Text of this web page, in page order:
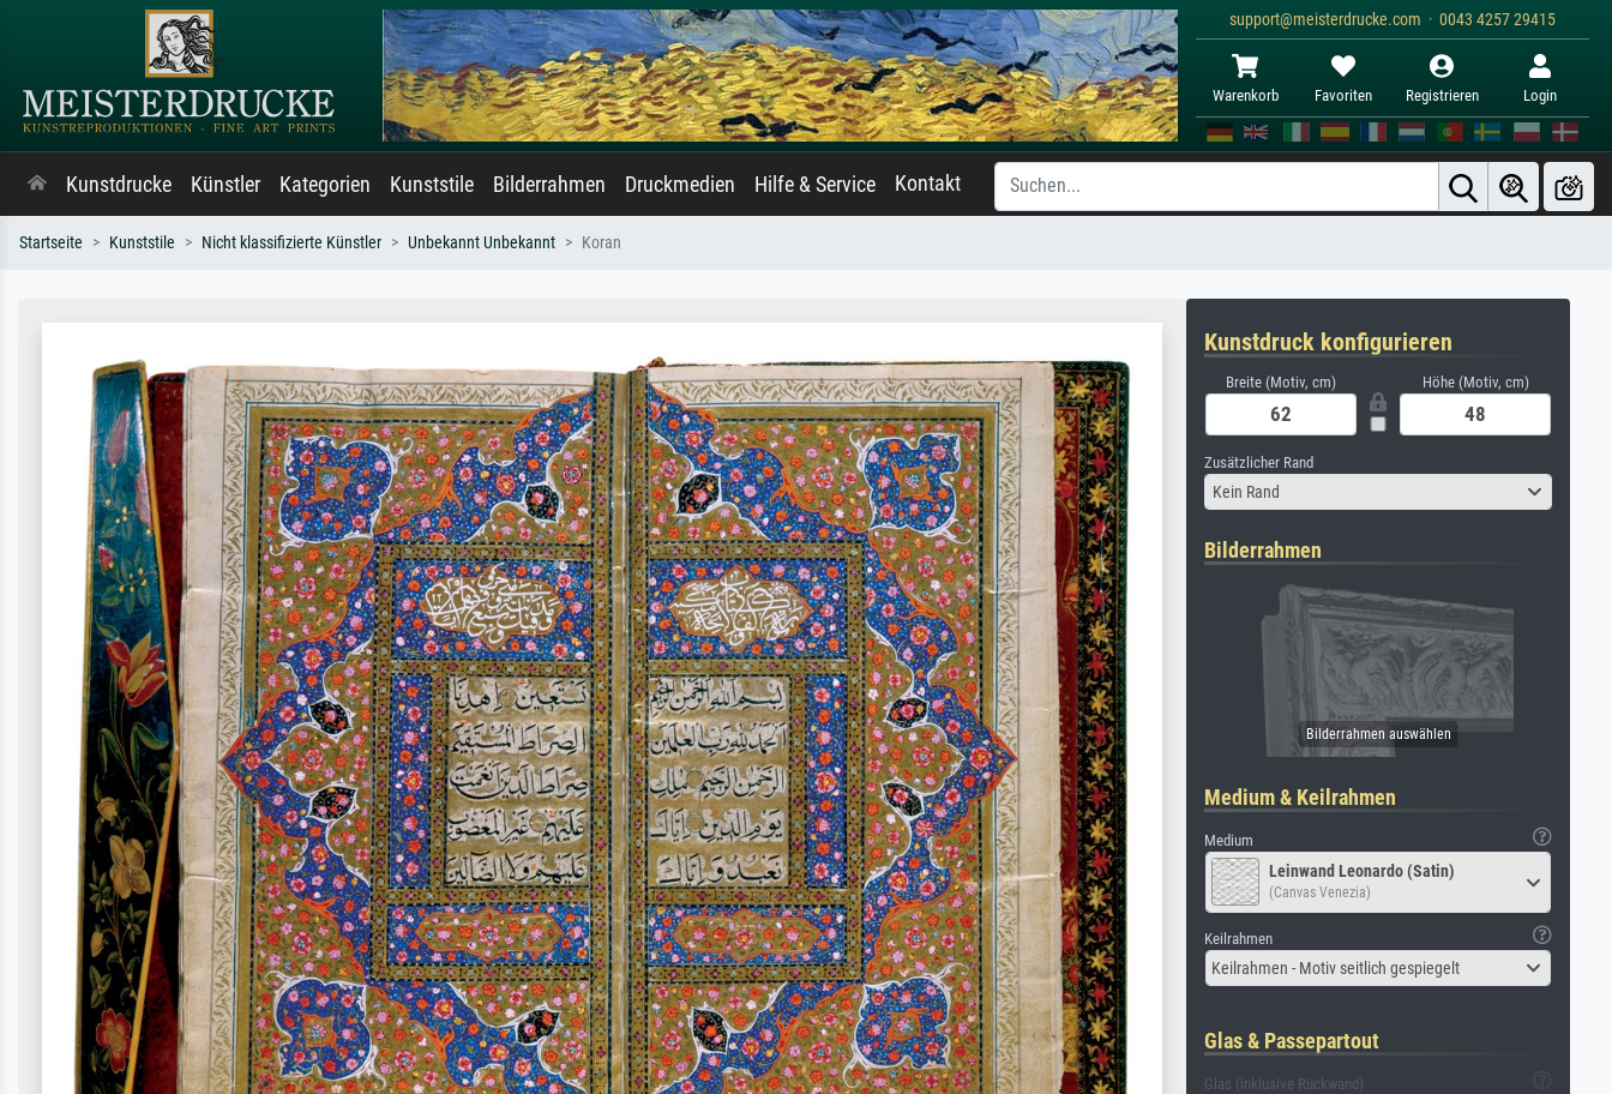
support@meisterdrucke.com · 0043 4257 29415
Warenkorb Favoriten Registrieren Login
Kunstdrucke Künstler Kategorien Kunststile Bilderrahmen Druckmedien Hilfe & Service Kontakt
Startseite Kunststile Nicht klassifizierte Künstler Unbekannt Unbekannt Koran
Kunstdruck konfigurieren
Breite (Motiv, cm) Höhe (Motiv, cm)
Zusätzlicher Rand
Kein Rand
Bilderrahmen
Medium & Keilrahmen
Medium
Leinwand Leonardo (Satin)
(Canvas Venezia)
Keilrahmen
Keilrahmen - Motiv seitlich gespiegelt
Glas & Passepartout
Glas (inklusive Rückwand)